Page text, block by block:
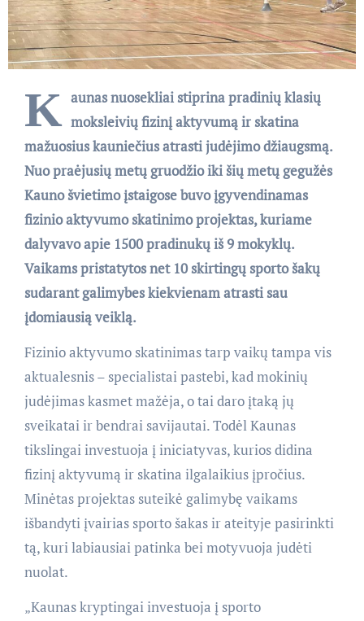
K aunas nuosekliai stiprina pradinių klasių
moksleivių fizinį aktyvumą ir skatina
mažuosius kauniečius atrasti judėjimo džiaugsmą.
Nuo praėjusių metų gruodžio iki šių metų gegužės
Kauno švietimo įstaigose buvo įgyvendinamas
fizinio aktyvumo skatinimo projektas, kuriame
dalyvavo apie 1500 pradinukų iš 9 mokyklų.
Vaikams pristatytos net 10 skirtingų sporto šakų
sudarant galimybes kiekvienam atrasti sau
įdomiausią veiklą.
Fizinio aktyvumo skatinimas tarp vaikų tampa vis
aktualesnis – specialistai pastebi, kad mokinių
judėjimas kasmet mažėja, o tai daro įtaką jų
sveikatai ir bendrai savijautai. Todėl Kaunas
tikslingai investuoja į iniciatyvas, kurios didina
fizinį aktyvumą ir skatina ilgalaikius įpročius.
Minėtas projektas suteikė galimybę vaikams
išbandyti įvairias sporto šakas ir ateityje pasirinkti
tą, kuri labiausiai patinka bei motyvuoja judėti
nuolat.
„Kaunas kryptingai investuoja į sporto